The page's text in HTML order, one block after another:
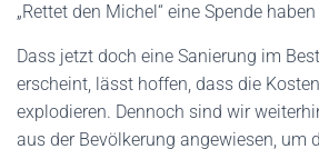
„Rettet den Michel“ eine Spende
Dass jetzt doch eine Sanierung im
erscheint, lässt hoffen, dass die
explodieren. Dennoch sind wir
aus der Bevölkerung angewiesen, um